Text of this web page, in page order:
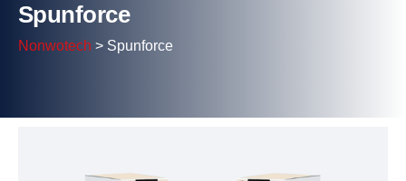
Spunforce
Nonwotech > Spunforce